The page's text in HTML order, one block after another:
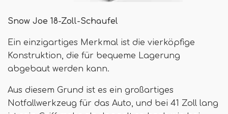
Snow Joe 18-Zoll-Schaufel
Ein einzigartiges Merkmal ist die vierköpfige
Konstruktion, die für bequeme Lagerung
abgebaut werden kann.
Aus diesem Grund ist es ein großartiges
Notfallwerkzeug für das Auto, und bei 41 Zoll lang